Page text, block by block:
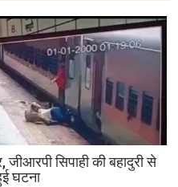
सिपाही की बहादुरी से
घटना